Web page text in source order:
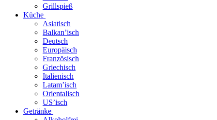
Grillspieß
Küche
Asiatisch
Balkan’isch
Deutsch
Europäisch
Französisch
Griechisch
Italienisch
Latam’isch
Orientalisch
US’isch
Getränke